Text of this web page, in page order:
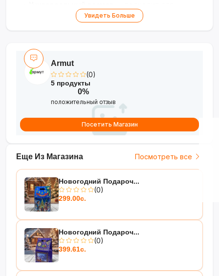
сладостей, косметики, книг и небольших
открыток
• Плотный качественный материал
держит форму, подходит для многократного
использования
Увидеть Больше
Еще Из Магазина Посмотреть все
Новогодний Подароч...
(0)
299.00с.
Новогодний Подароч...
(0)
399.61с.
Armut
(0)
5 продукты
0%
положительный отзыв
Посетить Магазин